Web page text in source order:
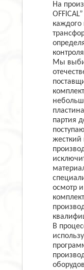
На
каждого
Мы
партия
жесткий
осмотр
В